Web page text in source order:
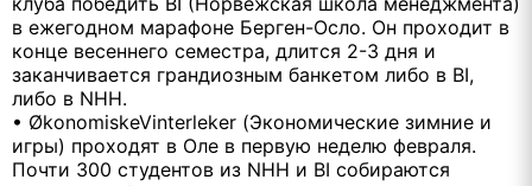
в ежегодном марафоне Берген-Осло. Он проходит в
конце весеннего семестра, длится 2-3 дня и
заканчивается грандиозным банкетом либо в BI,
либо в NHH.
• ØkonomiskeVinterleker (Экономические зимние и
игры) проходят в Оле в первую неделю февраля.
Почти 300 студентов из NHH и BI собираются